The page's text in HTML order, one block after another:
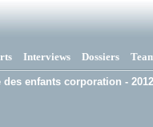
Interviews Dossiers
enfants corporation -